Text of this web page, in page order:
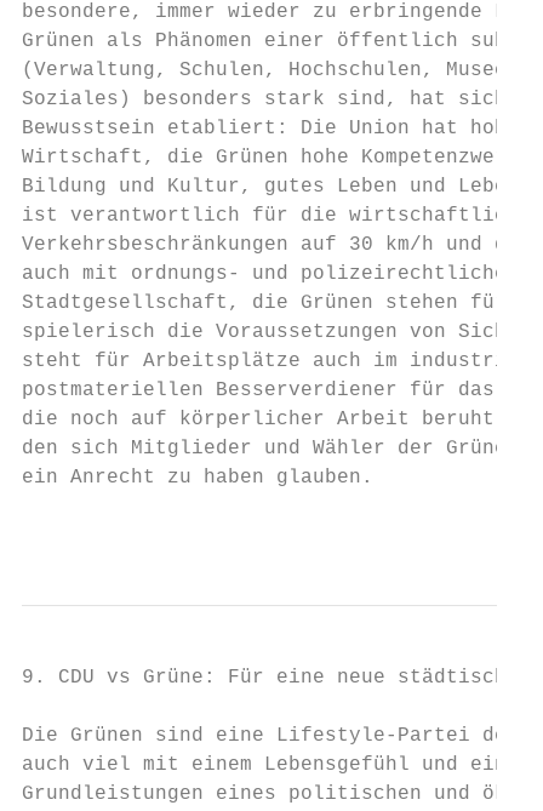
besondere, immer wieder zu erbringende
Grünen als Phänomen einer öffentlich
(Verwaltung, Schulen, Hochschulen,
Soziales) besonders stark sind, hat sich
Bewusstsein etabliert: Die Union hat hohe
Wirtschaft, die Grünen hohe
Bildung und Kultur, gutes Leben und
ist verantwortlich für die wirtschaftliche
Verkehrsbeschränkungen auf 30 km/h und
auch mit ordnungs- und polizeirechtlichen
Stadtgesellschaft, die Grünen stehen für
spielerisch die Voraussetzungen von
steht für Arbeitsplätze auch im
postmateriellen Besserverdiener für das
die noch auf körperlicher Arbeit beruht
den sich Mitglieder und Wähler der
ein Anrecht zu haben glauben.
9. CDU vs Grüne: Für eine neue städtische
Die Grünen sind eine Lifestyle-Partei der
auch viel mit einem Lebensgefühl und einer
Grundleistungen eines politischen und